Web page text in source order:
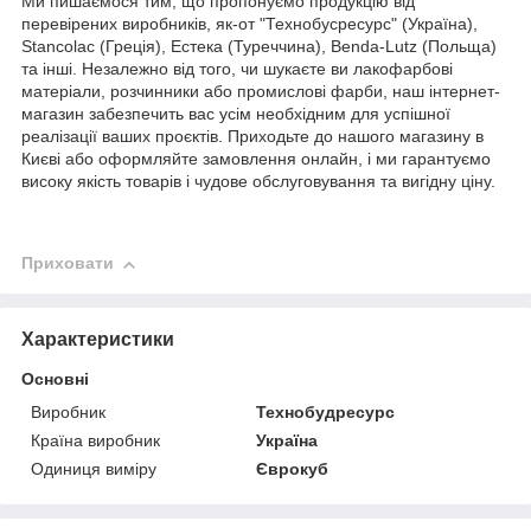
перевірених виробників, як-от "Технобусресурс" (Україна),
Stancolac (Греція), Естека (Туреччина), Benda-Lutz (Польща)
та інші. Незалежно від того, чи шукаєте ви лакофарбові
матеріали, розчинники або промислові фарби, наш інтернет-
магазин забезпечить вас усім необхідним для успішної
реалізації ваших проєктів. Приходьте до нашого магазину в
Києві або оформляйте замовлення онлайн, і ми гарантуємо
високу якість товарів і чудове обслуговування та вигідну ціну.
Приховати
Характеристики
Основні
Виробник
Технобудресурс
Країна виробник
Україна
Одиниця виміру
Єврокуб